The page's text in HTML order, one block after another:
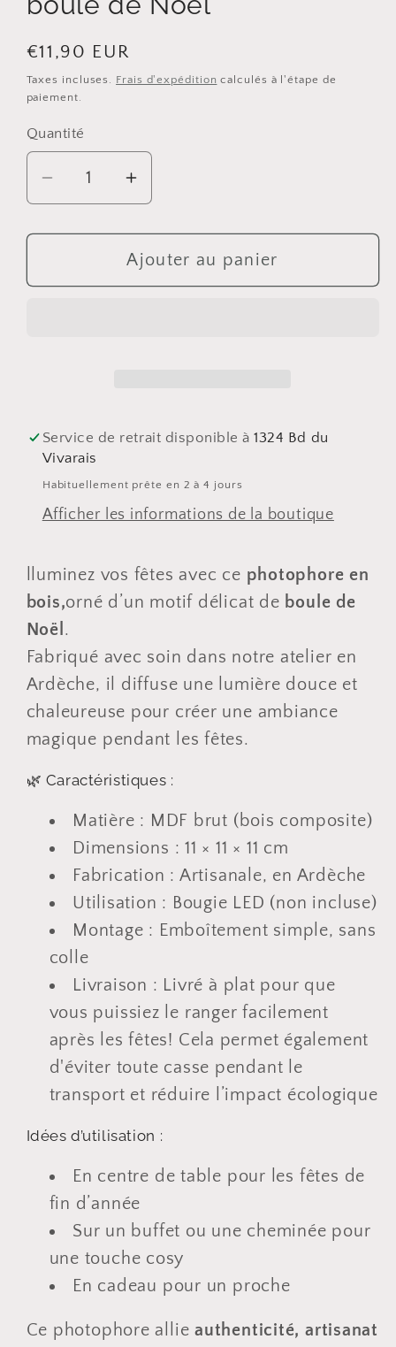
Prix
habituel
€11,90 EUR
Taxes incluses. Frais d'expédition calculés à l'étape de
paiement.
Quantité
Quantité
Réduire
la
quantité
Photophore
Noël
Augmenter
la
quantité
de
Photophore
Noël
Ajouter au panier
Service de retrait disponible à1324 Bd du
Vivarais
Habituellement prête en 2 à 4 jours
Afficher les informations de la boutique
lluminez vos fêtes avec ce photophore en
bois,orné d’un motif délicat de boule de
Noël .
Fabriqué avec soin dans notre atelier en
Ardèche, il diffuse une lumière douce et
chaleureuse pour créer une ambiance
magique pendant les fêtes.
🌿 Caractéristiques :
Matière : MDF brut (bois composite)
Dimensions : 11 × 11 × 11 cm
Fabrication : Artisanale, en Ardèche
Utilisation : Bougie LED (non incluse)
Montage : Emboîtement simple, sans
colle
Livraison : Livré à plat pour que
vous puissiez le ranger facilement
après les fêtes! Cela permet également
d'éviter toute casse pendant le
transport et réduire l’impact écologique
Idées d’utilisation :
En centre de table pour les fêtes de
fin d’année
Sur un buffet ou une cheminée pour
une touche cosy
En cadeau pour un proche
Ce photophore allieauthenticité, artisanat